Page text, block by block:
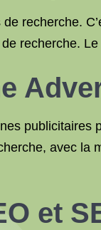
recherche.
recherche.
avec la
et